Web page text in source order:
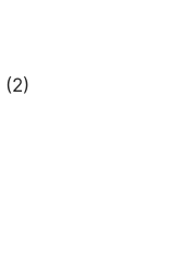
(2)